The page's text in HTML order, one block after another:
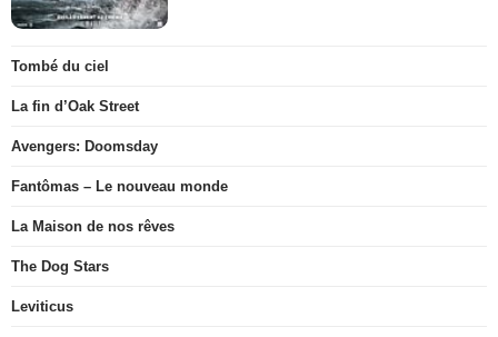
Tombé du ciel
La fin d’Oak Street
Avengers: Doomsday
Fantômas – Le nouveau monde
La Maison de nos rêves
The Dog Stars
Leviticus